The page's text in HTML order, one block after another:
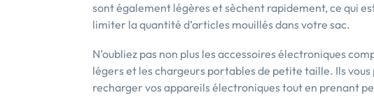
sont également légères et sèchent rapidement, ce qui
limiter la quantité d’articles mouillés dans votre sac.
N’oubliez pas non plus les accessoires électroniques
légers et les chargeurs portables de petite taille. Ils
recharger vos appareils électroniques tout en prenant